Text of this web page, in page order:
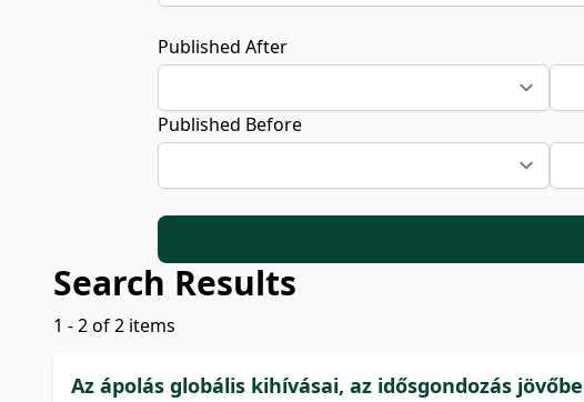
Published After
Published Before
Search Results
1 - 2 of 2 items
Az ápolás globális kihívásai, az idősgondozás